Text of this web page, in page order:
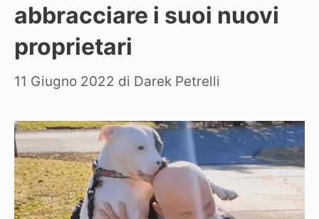
abbracciare i suoi nuovi
proprietari
11 Giugno 2022 di Darek Petrelli